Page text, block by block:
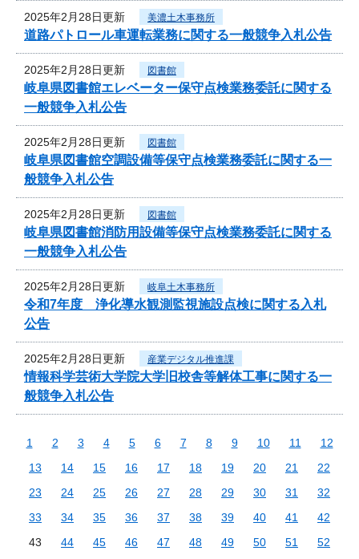
2025年2月28日更新 美濃土木事務所
道路パトロール車運転業務に関する一般競争入札公告
2025年2月28日更新 図書館
岐阜県図書館エレベーター保守点検業務委託に関する
一般競争入札公告
2025年2月28日更新 図書館
岐阜県図書館空調設備等保守点検業務委託に関する一
般競争入札公告
2025年2月28日更新 図書館
岐阜県図書館消防用設備等保守点検業務委託に関する
一般競争入札公告
2025年2月28日更新 岐阜土木事務所
令和7年度 浄化導水観測監視施設点検に関する入札
公告
2025年2月28日更新 産業デジタル推進課
情報科学芸術大学院大学旧校舎等解体工事に関する一
般競争入札公告
1 2 3 4 5 6 7 8 9 10 11
12
13
14 15 16 17 18 19 20 21
22
23
24 25 26 27 28 29 30 31
32
33
34 35 36 37 38 39 40 41
42
43
44 45 46 47 48 49 50 51
52